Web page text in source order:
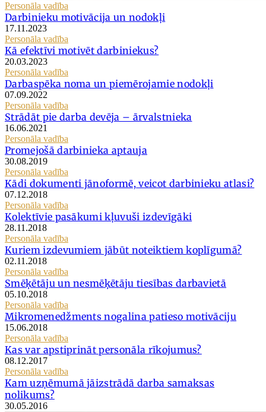
Personāla vadība
Darbinieku motivācija un nodokļi
17.11.2023
Personāla vadība
Kā efektīvi motivēt darbiniekus?
20.03.2023
Personāla vadība
Darbaspēka noma un piemērojamie nodokļi
07.09.2022
Personāla vadība
Strādāt pie darba devēja – ārvalstnieka
16.06.2021
Personāla vadība
Promejošā darbinieka aptauja
30.08.2019
Personāla vadība
Kādi dokumenti jānoformē, veicot darbinieku atlasi?
07.12.2018
Personāla vadība
Kolektīvie pasākumi kļuvuši izdevīgāki
28.11.2018
Personāla vadība
Kuriem izdevumiem jābūt noteiktiem koplīgumā?
02.11.2018
Personāla vadība
Smēķētāju un nesmēķētāju tiesības darbavietā
05.10.2018
Personāla vadība
Mikromenedžments nogalina patieso motivāciju
15.06.2018
Personāla vadība
Kas var apstiprināt personāla rīkojumus?
08.12.2017
Personāla vadība
Kam uzņēmumā jāizstrādā darba samaksas
nolikums?
30.05.2016